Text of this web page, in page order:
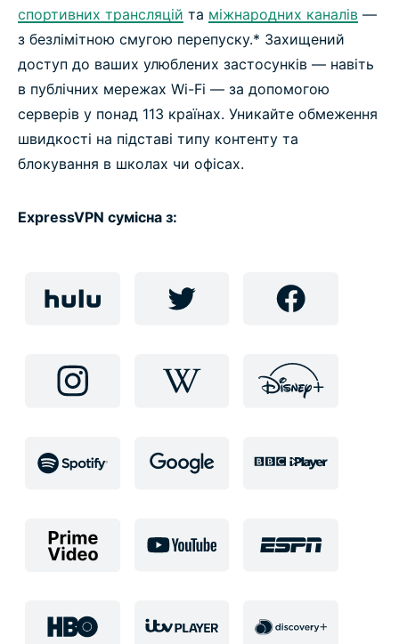
Переглядайте потоковий контент із ExpressVPN
Чому саме ExpressVPN?
Підключіться до ExpressVPN сьогодні, щоб
розблокувати всі ресурси, які пропонує
спортивних трансляцій та міжнародних каналів —
з безлімітною смугою перепуску.* Захищений
доступ до ваших улюблених застосунків — навіть
в публічних мережах Wi-Fi — за допомогою
серверів у понад 113 країнах. Уникайте обмеження
швидкості на підставі типу контенту та
блокування в школах чи офісах.
ExpressVPN сумісна з: